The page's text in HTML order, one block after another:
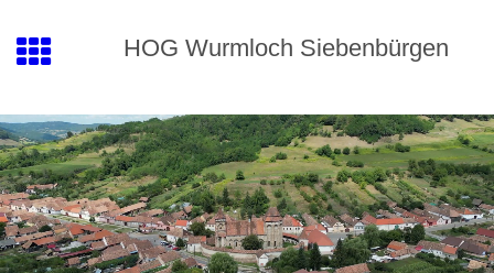
HOG Wurmloch Siebenbürgen